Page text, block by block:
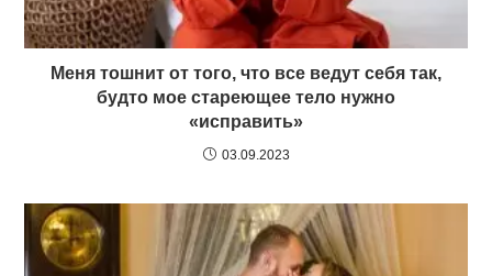
Меня тошнит от того, что все ведут себя так,
будто мое стареющее тело нужно
«исправить»
03.09.2023